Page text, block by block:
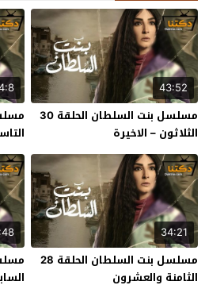
43:52
مسلسل بنت السلطان الحلقة 30
الثلاثون – الاخيرة
34:21
مسلسل بنت السلطان الحلقة 28
الثامنة والعشرون